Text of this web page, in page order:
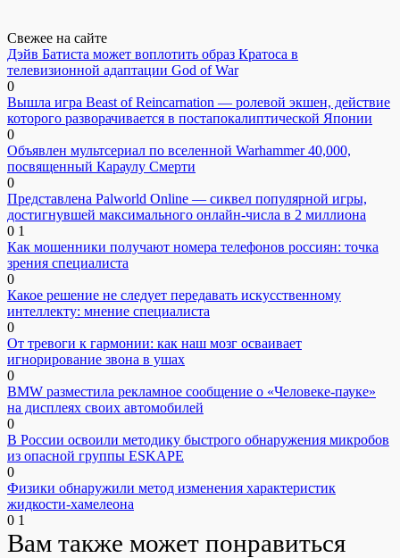
Свежее на сайте
Дэйв Батиста может воплотить образ Кратоса в
телевизионной адаптации God of War
0
Вышла игра Beast of Reincarnation — ролевой экшен, действие
которого разворачивается в постапокалиптической Японии
0
Объявлен мультсериал по вселенной Warhammer 40,000,
посвященный Караулу Смерти
0
Представлена Palworld Online — сиквел популярной игры,
достигнувшей максимального онлайн-числа в 2 миллиона
0 1
Как мошенники получают номера телефонов россиян: точка
зрения специалиста
0
Какое решение не следует передавать искусственному
интеллекту: мнение специалиста
0
От тревоги к гармонии: как наш мозг осваивает
игнорирование звона в ушах
0
BMW разместила рекламное сообщение о «Человеке-пауке»
на дисплеях своих автомобилей
0
В России освоили методику быстрого обнаружения микробов
из опасной группы ESKAPE
0
Физики обнаружили метод изменения характеристик
жидкости-хамелеона
0 1
Вам также может понравиться